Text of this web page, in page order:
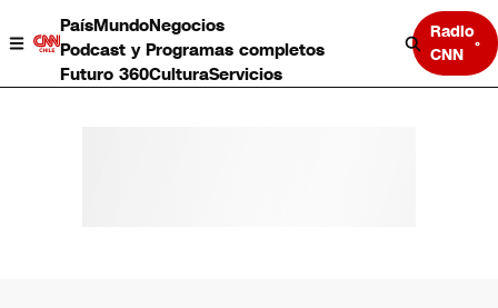
PaísMundoNegocios
Podcast y Programas completos
Futuro 360CulturaServicios
Radio
CNN